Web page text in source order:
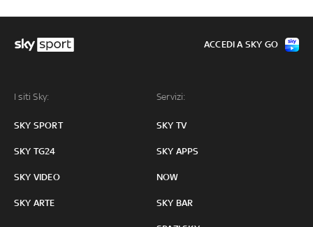
I siti Sky:
SKY SPORT
SKY TG24
SKY VIDEO
SKY ARTE
Servizi:
SKY TV
SKY APPS
NOW
SKY BAR
ACCEDI A SKY GO